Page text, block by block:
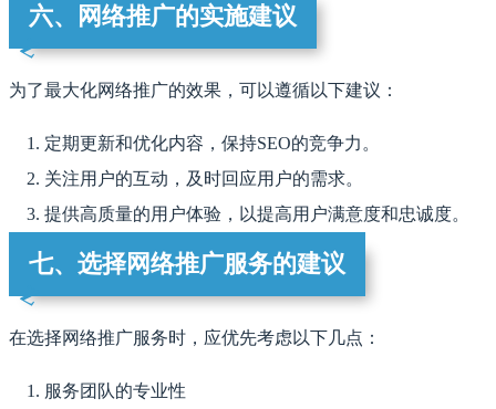
六、网络推广的实施建议
为了最大化网络推广的效果，可以遵循以下建议：
定期更新和优化内容，保持SEO的竞争力。
关注用户的互动，及时回应用户的需求。
提供高质量的用户体验，以提高用户满意度和忠诚度。
七、选择网络推广服务的建议
在选择网络推广服务时，应优先考虑以下几点：
服务团队的专业性